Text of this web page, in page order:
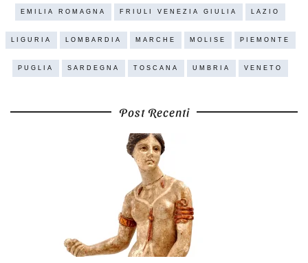
EMILIA ROMAGNA FRIULI VENEZIA GIULIA LAZIO
LIGURIA LOMBARDIA MARCHE MOLISE PIEMONTE
PUGLIA SARDEGNA TOSCANA UMBRIA VENETO
Post Recenti